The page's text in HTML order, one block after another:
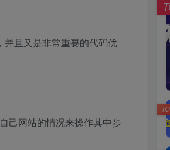
且又是非常重要的代码优
己网站的情况来操作其中步